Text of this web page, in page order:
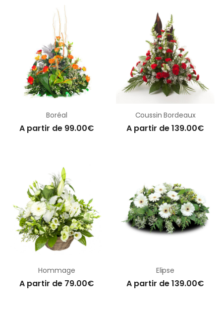
Boréal
A partir de 99.00€
Coussin Bordeaux
A partir de 139.00€
Hommage
A partir de 79.00€
Elipse
A partir de 139.00€